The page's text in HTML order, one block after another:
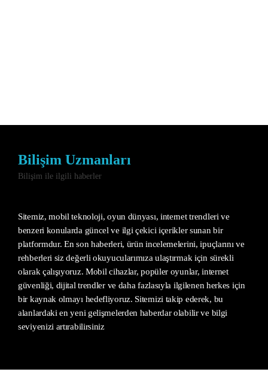
Bilişim Uzmanları
Bilişim ile ilgili haberler
Sitemiz, mobil teknoloji, oyun dünyası, internet trendleri ve
benzeri konularda güncel ve ilgi çekici içerikler sunan bir
platformdur. En son haberleri, ürün incelemelerini, ipuçlarını ve
rehberleri siz değerli okuyucularımıza ulaştırmak için sürekli
olarak çalışıyoruz. Mobil cihazlar, popüler oyunlar, internet
güvenliği, dijital trendler ve daha fazlasıyla ilgilenen herkes için
bir kaynak olmayı hedefliyoruz. Sitemizi takip ederek, bu
alanlardaki en yeni gelişmelerden haberdar olabilir ve bilgi
seviyenizi artırabilirsiniz